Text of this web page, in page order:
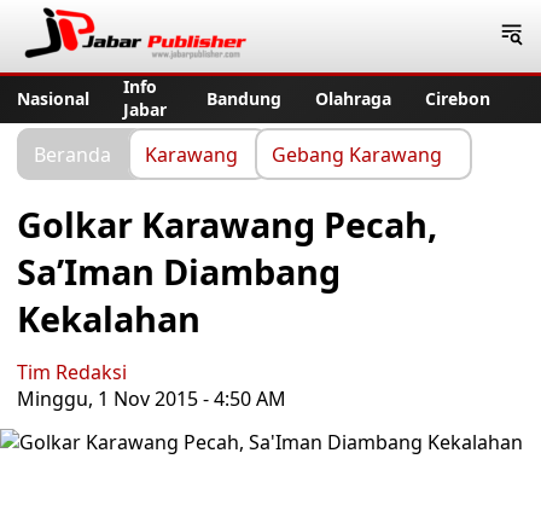
Nasional
Info
Jabar
Bandung Olahraga Cirebon
Beranda Karawang Gebang Karawang
Golkar Karawang Pecah,
Sa’Iman Diambang
Kekalahan
Tim Redaksi
Minggu, 1 Nov 2015 - 4:50 AM